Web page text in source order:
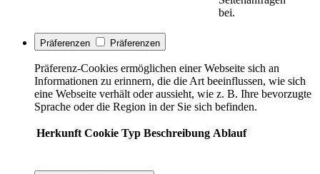
bei.
Präferenzen Präferenzen
Präferenz-Cookies ermöglichen einer Webseite sich an
Informationen zu erinnern, die die Art beeinflussen, wie sich
eine Webseite verhält oder aussieht, wie z. B. Ihre bevorzugte
Sprache oder die Region in der Sie sich befinden.
Herkunft Cookie Typ Beschreibung Ablauf